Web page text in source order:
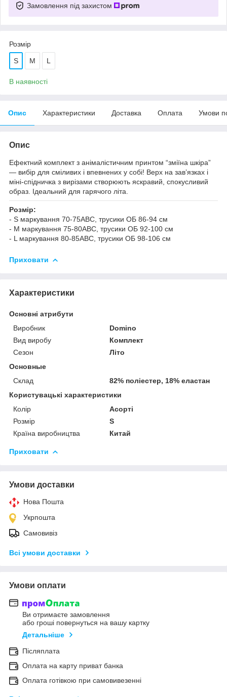
Замовлення під захистом
Розмір
S M L
В наявності
Опис Характеристики Доставка Оплата Умови
Опис
Ефектний комплект з анімалістичним принтом “зміїна шкіра”
— вибір для сміливих і впевнених у собі! Верх на зав’язках і
міні-спідничка з вирізами створюють яскравий, спокусливий
образ. Ідеальний для гарячого літа.
Розмір:
- S маркування 70-75АВС, трусики ОБ 86-94 см
- M маркування 75-80АВС, трусики ОБ 92-100 см
- L маркування 80-85АВС, трусики ОБ 98-106 см
Приховати
Характеристики
Основні атрибути
Виробник
Domino
Вид виробу
Комплект
Сезон
Літо
Основные
Склад
82% поліестер, 18% еластан
Користувацькі характеристики
Колір
Асорті
Розмір
S
Країна виробництва
Китай
Приховати
Умови доставки
Нова Пошта
Укрпошта
Самовивіз
Всі умови доставки
Умови оплати
Ви отримаєте замовлення
або гроші повернуться на вашу картку
Детальніше
Післяплата
Оплата на карту приват банка
Оплата готівкою при самовивезенні